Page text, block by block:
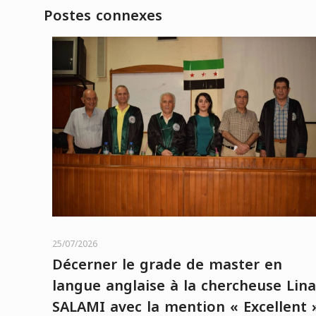
Postes connexes
25/07/2026
Décerner le grade de master en
langue anglaise à la chercheuse Lina
SALAMI avec la mention « Excellent